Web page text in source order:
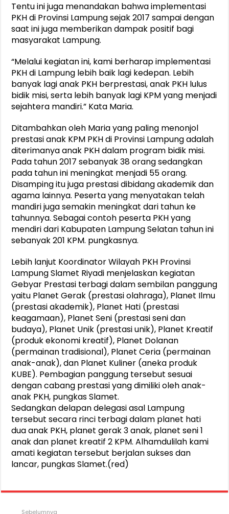
Tentu ini juga menandakan bahwa implementasi
PKH di Provinsi Lampung sejak 2017 sampai dengan
saat ini juga memberikan dampak positif bagi
masyarakat Lampung.
“Melalui kegiatan ini, kami berharap implementasi
PKH di Lampung lebih baik lagi kedepan. Lebih
banyak lagi anak PKH berprestasi, anak PKH lulus
bidik misi, serta lebih banyak lagi KPM yang menjadi
sejahtera mandiri.” Kata Maria.
Ditambahkan oleh Maria yang paling menonjol
prestasi anak KPM PKH di Provinsi Lampung adalah
diterimanya anak PKH dalam program bidik misi.
Pada tahun 2017 sebanyak 38 orang sedangkan
pada tahun ini meningkat menjadi 55 orang.
Disamping itu juga prestasi dibidang akademik dan
agama lainnya. Peserta yang menyatakan telah
mandiri juga semakin meningkat dari tahun ke
tahunnya. Sebagai contoh peserta PKH yang
mendiri dari Kabupaten Lampung Selatan tahun ini
sebanyak 201 KPM. pungkasnya.
Lebih lanjut Koordinator Wilayah PKH Provinsi
Lampung Slamet Riyadi menjelaskan kegiatan
Gebyar Prestasi terbagi dalam sembilan panggung
yaitu Planet Gerak (prestasi olahraga), Planet Ilmu
(prestasi akademik), Planet Hati (prestasi
keagamaan), Planet Seni (prestasi seni dan
budaya), Planet Unik (prestasi unik), Planet Kreatif
(produk ekonomi kreatif), Planet Dolanan
(permainan tradisional), Planet Ceria (permainan
anak-anak), dan Planet Kuliner (aneka produk
KUBE). Pembagian panggung tersebut sesuai
dengan cabang prestasi yang dimiliki oleh anak-
anak PKH, pungkas Slamet.
Sedangkan delapan delegasi asal Lampung
tersebut secara rinci terbagi dalam planet hati
dua anak PKH, planet gerak 3 anak, planet seni 1
anak dan planet kreatif 2 KPM. Alhamdulilah kami
amati kegiatan tersebut berjalan sukses dan
lancar, pungkas Slamet.(red)
Sebelumnya